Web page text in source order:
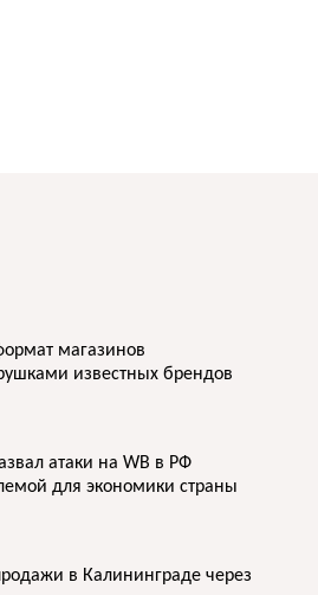
магазинов
известных брендов
атаки на WB в РФ
для экономики страны
в Калининграде через